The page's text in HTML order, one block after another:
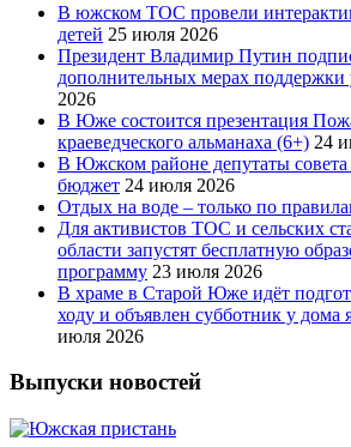
В южском ТОС провели
детей 25 июля 2026
Президент Владимир Путин
дополнительных мерах поддержки
2026
В Юже состоится презентация
краеведческого альманаха (6+) 24
В Южском районе депутаты совета
бюджет 24 июля 2026
Отдых на воде – только по
Для активистов ТОС и сельских
области запустят бесплатную
программу 23 июля 2026
В храме в Старой Юже идёт
ходу и объявлен субботник у дома
июля 2026
Выпуски новостей